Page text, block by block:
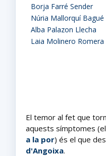
Borja Farré Sender
Núria Mallorquí Bagué
Alba Palazon Llecha
Laia Molinero Romera
El temor al fet que
aquests símptomes
a la por) és el que
d'Angoixa.